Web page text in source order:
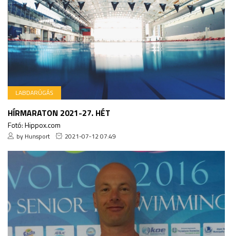
LABDARÚGÁS
HÍRMARATON 2021-27. HÉT
Fotó: Hippox.com
by Hunsport 2021-07-12 07:49